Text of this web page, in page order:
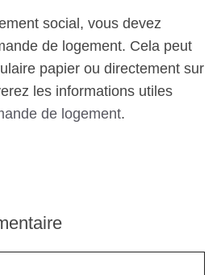
social, vous devez
de logement. Cela peut
papier ou directement sur
les informations utiles
de logement.